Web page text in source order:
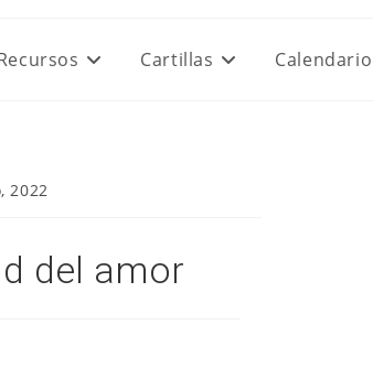
Cartillas Calendario
2022
del amor